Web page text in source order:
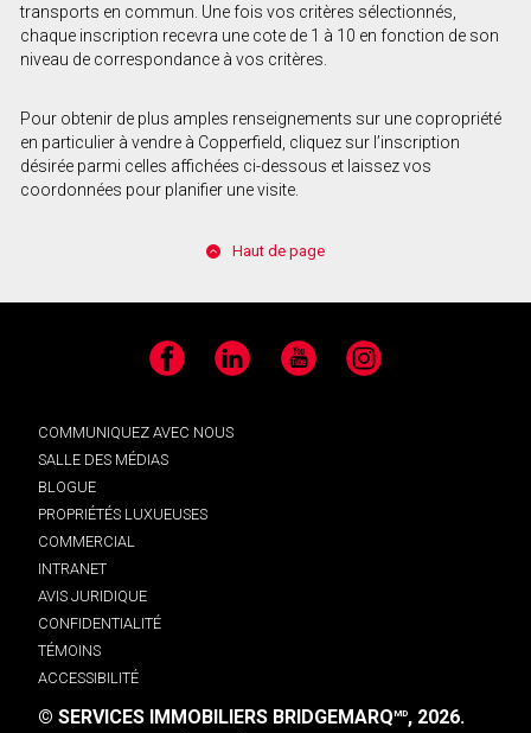
transports en commun. Une fois vos critères sélectionnés,
chaque inscription recevra une cote de 1 à 10 en fonction de son
niveau de correspondance à vos critères.
Pour obtenir de plus amples renseignements sur une copropriété
en particulier à vendre à Copperfield, cliquez sur l’inscription
désirée parmi celles affichées ci-dessous et laissez vos
coordonnées pour planifier une visite.
Haut de page
Facebook LinkedIn YouTube Instagram
COMMUNIQUEZ AVEC NOUS
SALLE DES MÉDIAS
BLOGUE
PROPRIÉTÉS LUXUEUSES
COMMERCIAL
INTRANET
AVIS JURIDIQUE
CONFIDENTIALITÉ
TÉMOINS
ACCESSIBILITÉ
© SERVICES IMMOBILIERS BRIDGEMARQMD, 2026.